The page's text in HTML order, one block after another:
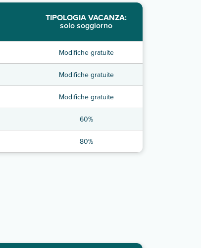
TIPOLOGIA VACANZA:
solo soggiorno
Modifiche gratuite
Modifiche gratuite
Modifiche gratuite
60%
80%